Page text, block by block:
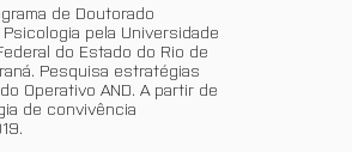
de Doutorado
pela Universidade
do Estado do Rio de
Pesquisa estratégias
Operativo AND. A partir de
de convivência